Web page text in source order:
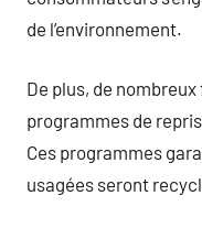
de l’environnement.
De plus, de
programmes de
Ces programmes
usagées seront